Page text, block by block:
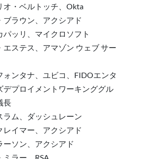
オ・ベルトッチ、Okta
ブラウン、アクシアド
パッリ、マイクロソフト
エステス、アマゾン ウェブ サー
ォンタナ、ユビコ、FIDOエンタ
デプロイメントワーキンググル
長
ラム、ダッシュレーン
レイマー、アクシアド
ーソン、アクシアド